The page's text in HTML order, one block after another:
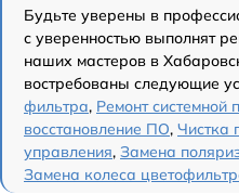
Будьте уверены в
с уверенностью выполнят
наших мастеров в
востребованы следующие
фильтра, Ремонт системной
восстановление ПО, Чистка
управления, Замена
Замена колеса